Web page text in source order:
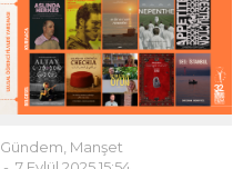
Gündem Manşet